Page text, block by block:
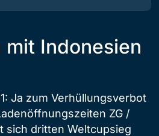
mit Indonesien
Ja zum Verhüllungsverbot
ZG /
sich dritten Weltcupsieg